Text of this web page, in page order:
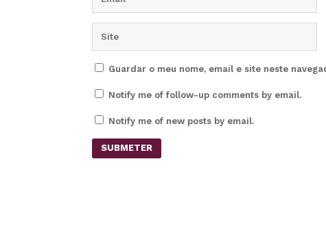
Guardar o meu nome, email e site neste
Notify me of follow-up comments by email.
Notify me of new posts by email.
SUBMETER